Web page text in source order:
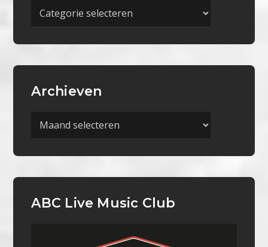
Meer
Archieven
Archieven
ABC Live Music Club